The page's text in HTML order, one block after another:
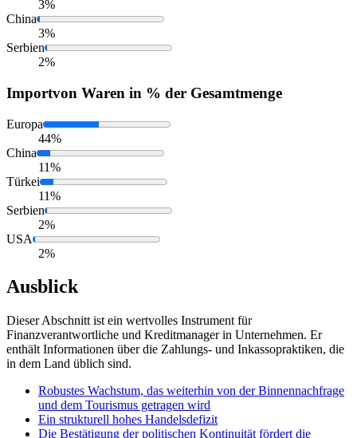
3%
China
3%
Serbien
2%
Importvon Waren in % der Gesamtmenge
Europa
44%
China
11%
Türkei
11%
Serbien
2%
USA
2%
Ausblick
Dieser Abschnitt ist ein wertvolles Instrument für
Finanzverantwortliche und Kreditmanager in Unternehmen. Er
enthält Informationen über die Zahlungs- und Inkassopraktiken, die
in dem Land üblich sind.
Robustes Wachstum, das weiterhin von der Binnennachfrage
und dem Tourismus getragen wird
Ein strukturell hohes Handelsdefizit
Die Bestätigung der politischen Kontinuität fördert die